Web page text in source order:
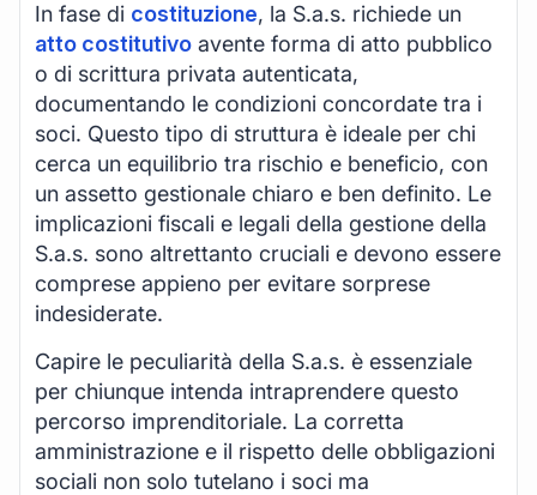
In fase di costituzione, la S.a.s. richiede un
atto costitutivo avente forma di atto pubblico
o di scrittura privata autenticata,
documentando le condizioni concordate tra i
soci. Questo tipo di struttura è ideale per chi
cerca un equilibrio tra rischio e beneficio, con
un assetto gestionale chiaro e ben definito. Le
implicazioni fiscali e legali della gestione della
S.a.s. sono altrettanto cruciali e devono essere
comprese appieno per evitare sorprese
indesiderate.
Capire le peculiarità della S.a.s. è essenziale
per chiunque intenda intraprendere questo
percorso imprenditoriale. La corretta
amministrazione e il rispetto delle obbligazioni
sociali non solo tutelano i soci ma